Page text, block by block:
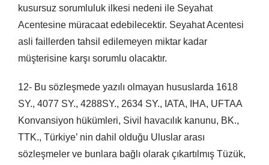
kusursuz sorumluluk ilkesi nedeni ile Seyahat
Acentesine müracaat edebilecektir. Seyahat Acentesi
asli faillerden tahsil edilemeyen miktar kadar
müşterisine karşı sorumlu olacaktır.
12- Bu sözleşmede yazılı olmayan hususlarda 1618
SY., 4077 SY., 4288SY., 2634 SY., IATA, IHA, UFTAA
Konvansiyon hükümleri, Sivil havacılık kanunu, BK.,
TTK., Türkiye’ nin dahil olduğu Uluslar arası
sözleşmeler ve bunlara bağlı olarak çıkartılmış Tüzük,